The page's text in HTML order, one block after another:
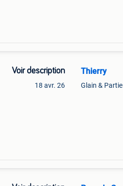
Voir description
18 avr. 26
Thierry
Glain &